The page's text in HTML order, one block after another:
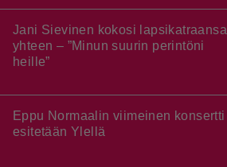
Jani Sievinen kokosi lapsikatraansa
yhteen – ”Minun suurin perintöni
heille”
Eppu Normaalin viimeinen konsertti
esitetään Ylellä